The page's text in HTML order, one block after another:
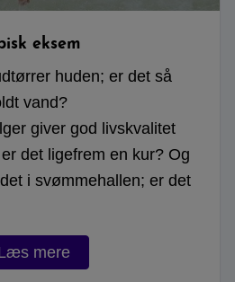
eksem
huden; er det så
vand?
giver god livskvalitet
det ligefrem en kur? Og
i svømmehallen; er det
mere